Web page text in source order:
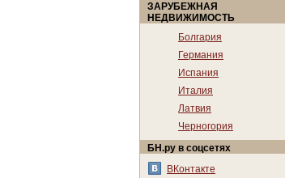
ЗАРУБЕЖНАЯ
НЕДВИЖИМОСТЬ
Болгария
Германия
Испания
Италия
Латвия
Черногория
БН.ру в соцсетях
ВКонтакте